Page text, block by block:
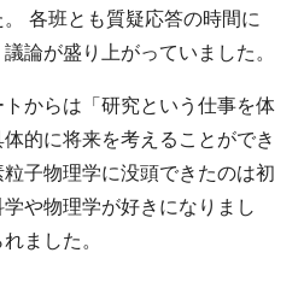
各班とも質疑応答の時間に
論が盛り上がっていました。
からは「研究という仕事を体
的に将来を考えることができ
子物理学に没頭できたのは初
や物理学が好きになりまし
ました。